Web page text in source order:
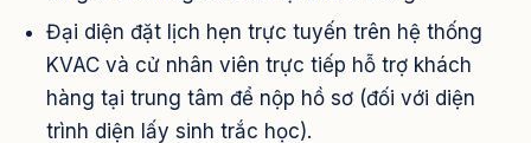
Đại diện đặt lịch hẹn trực tuyến trên hệ thống
KVAC và cử nhân viên trực tiếp hỗ trợ khách
hàng tại trung tâm để nộp hồ sơ (đối với diện
trình diện lấy sinh trắc học).